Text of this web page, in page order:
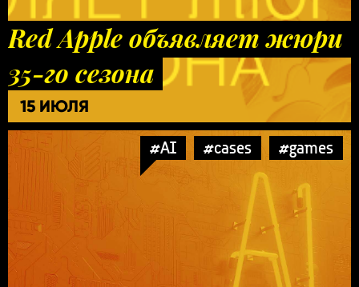
Red Apple объявляет жюри
35-го сезона
15 ИЮЛЯ
#AI #cases #games